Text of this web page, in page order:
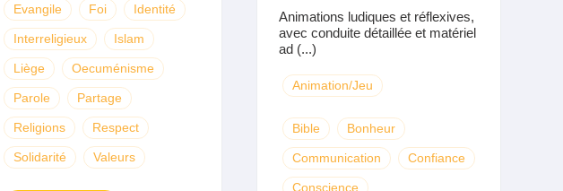
Evangile Foi Identité
Interreligieux Islam
Liège Oecuménisme
Parole Partage
Religions Respect
Solidarité Valeurs
Animations ludiques et réflexives,
avec conduite détaillée et matériel
ad (...)
Animation/Jeu
Bible Bonheur
Communication Confiance
Conscience